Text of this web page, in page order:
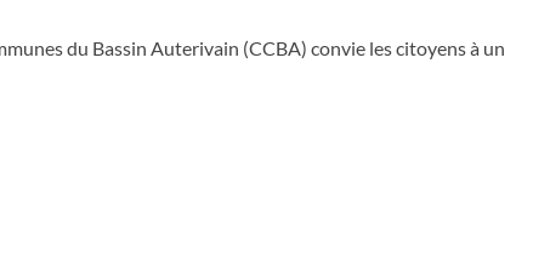
du Bassin Auterivain (CCBA) convie les citoyens à un